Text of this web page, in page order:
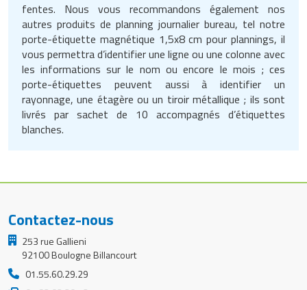
fentes. Nous vous recommandons également nos
autres produits de planning journalier bureau, tel notre
porte-étiquette magnétique 1,5x8 cm pour plannings, il
vous permettra d’identifier une ligne ou une colonne avec
les informations sur le nom ou encore le mois ; ces
porte-étiquettes peuvent aussi à identifier un
rayonnage, une étagère ou un tiroir métallique ; ils sont
livrés par sachet de 10 accompagnés d’étiquettes
blanches.
Contactez-nous
253 rue Gallieni
92100 Boulogne Billancourt
01.55.60.29.29